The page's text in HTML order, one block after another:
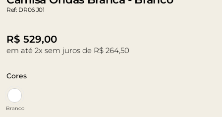
Ref: DR06 J01
R$ 529,00
em até 2x sem juros de R$ 264,50
Cores
Branco